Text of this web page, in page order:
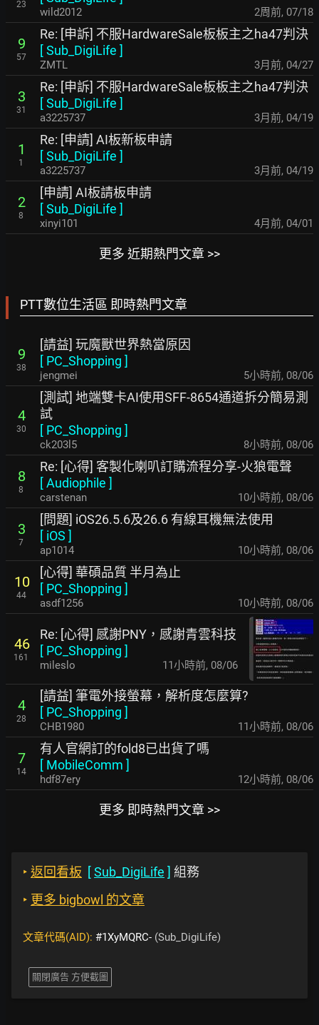
23
wild2012 2周前, 07/18
9
57
Re: [申訴] 不服HardwareSale板板主之ha47判決
[Sub_DigiLife ]
ZMTL 3月前, 04/27
3
31
Re: [申訴] 不服HardwareSale板板主之ha47判決
[Sub_DigiLife ]
a3225737 3月前, 04/19
1
1
Re: [申請] AI板新板申請
[Sub_DigiLife ]
a3225737 3月前, 04/19
2
8
[申請] AI板請板申請
[Sub_DigiLife ]
xinyi101 4月前, 04/01
更多 近期熱門文章 >>
PTT數位生活區 即時熱門文章
9
38
[請益] 玩魔獸世界熱當原因
[ PC_Shopping ]
jengmei 5小時前, 08/06
4
30
[測試] 地端雙卡AI使用SFF-8654通道拆分簡易測
試
[ PC_Shopping ]
ck203l5 8小時前, 08/06
8
8
Re: [心得] 客製化喇叭訂購流程分享-火狼電聲
[Audiophile ]
carstenan 10小時前, 08/06
3
7
[問題] iOS26.5.6及26.6 有線耳機無法使用
[ iOS ]
ap1014 10小時前, 08/06
10
44
[心得] 華碩品質 半月為止
[ PC_Shopping ]
asdf1256 10小時前, 08/06
46
161
Re: [心得] 感謝PNY，感謝青雲科技
[ PC_Shopping ]
mileslo 11小時前, 08/06
4
28
[請益] 筆電外接螢幕，解析度怎麼算?
[ PC_Shopping ]
CHB1980 11小時前, 08/06
7
14
有人官網訂的fold8已出貨了嗎
[ MobileComm ]
hdf87ery 12小時前, 08/06
更多 即時熱門文章 >>
‣ 返回看板 [Sub_DigiLife ] 組務
‣ 更多 bigbowl 的文章
文章代碼(AID): #1XyMQRC- (Sub_DigiLife)
關閉廣告 方便截圖